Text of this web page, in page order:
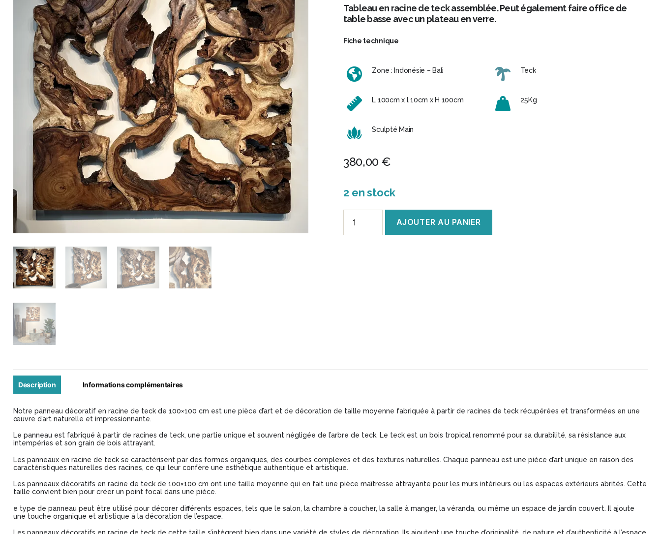
Tableau en racine de teck assemblée. Peut également faire office de
table basse avec un plateau en verre.
Fiche technique
Zone : Indonésie – Bali
L 100cm x l 10cm x H 100cm
Sculpté Main
Teck
25Kg
380,00 €
2 en stock
AJOUTER AU PANIER
Description Informations complémentaires
Notre panneau décoratif en racine de teck de 100×100 cm est une pièce d’art et de décoration de taille moyenne fabriquée à partir de racines de teck récupérées et transformées en une
œuvre d’art naturelle et impressionnante.
Le panneau est fabriqué à partir de racines de teck, une partie unique et souvent négligée de l’arbre de teck. Le teck est un bois tropical renommé pour sa durabilité, sa résistance aux
intempéries et son grain de bois attrayant.
Les panneaux en racine de teck se caractérisent par des formes organiques, des courbes complexes et des textures naturelles. Chaque panneau est une pièce d’art unique en raison des
caractéristiques naturelles des racines, ce qui leur confère une esthétique authentique et artistique.
Les panneaux décoratifs en racine de teck de 100×100 cm ont une taille moyenne qui en fait une pièce maîtresse attrayante pour les murs intérieurs ou les espaces extérieurs abrités. Cette
taille convient bien pour créer un point focal dans une pièce.
e type de panneau peut être utilisé pour décorer différents espaces, tels que le salon, la chambre à coucher, la salle à manger, la véranda, ou même un espace de jardin couvert. Il ajoute
une touche organique et artistique à la décoration de l’espace.